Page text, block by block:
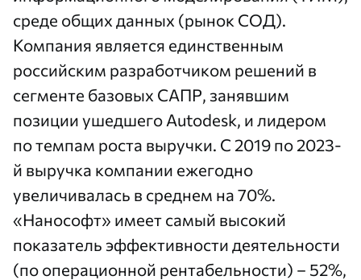
среде общих данных (рынок СОД).
Компания является единственным
российским разработчиком решений в
сегменте базовых САПР, занявшим
позиции ушедшего Autodesk, и лидером
по темпам роста выручки. С 2019 по 2023-
й выручка компании ежегодно
увеличивалась в среднем на 70%.
«Нанософт» имеет самый высокий
показатель эффективности деятельности
(по операционной рентабельности) – 52%,